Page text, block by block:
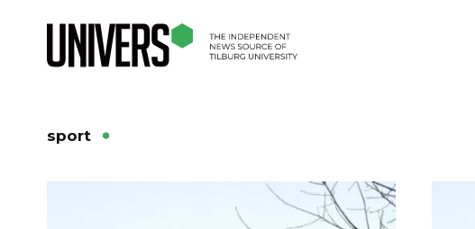
sport